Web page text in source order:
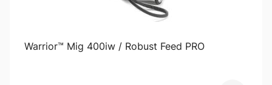
Warrior™ Mig 400iw / Robust Feed PRO